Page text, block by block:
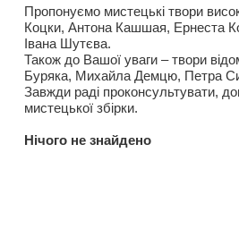
Пропонуємо мистецькі твори
Коцки, Антона Кашшая, Ернеста
Івана Шутєва.
Також до Вашої уваги – твори
Буряка, Михайла Демцю, Петра
Завжди раді проконсультувати,
мистецької збірки.
Нiчого не знайдено